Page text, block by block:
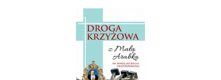
Poradniki, leksykony...